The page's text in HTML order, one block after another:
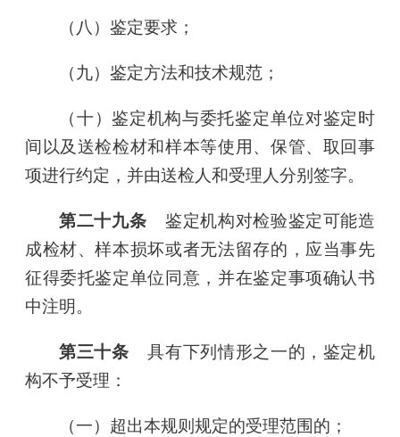
（八）鉴定要求；
（九）鉴定方法和技术规范；
（十）鉴定机构与委托鉴定单位对鉴定时
间以及送检检材和样本等使用、保管、取回事
项进行约定，并由送检人和受理人分别签字。
第二十九条 鉴定机构对检验鉴定可能造
成检材、样本损坏或者无法留存的，应当事先
征得委托鉴定单位同意，并在鉴定事项确认书
中注明。
第三十条 具有下列情形之一的，鉴定机
构不予受理：
（一）超出本规则规定的受理范围的；